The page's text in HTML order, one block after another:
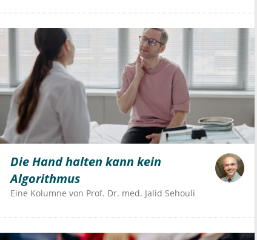
Die Hand halten kann kein
Algorithmus
Eine Kolumne von Prof. Dr. med. Jalid Sehouli